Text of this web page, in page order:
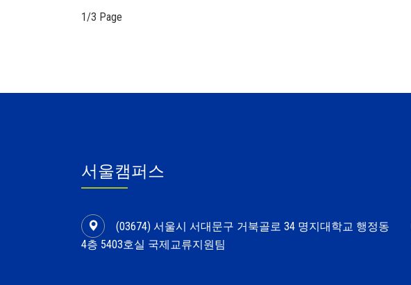
1/3 Page
서울캠퍼스
(03674) 서울시 서대문구 거북골로 34 명지대학교 행정동
4층 5403호실 국제교류지원팀